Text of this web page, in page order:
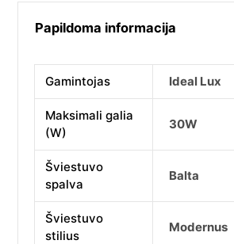
Papildoma informacija
Gamintojas Ideal Lux
Maksimali galia
(W)
30W
Šviestuvo
spalva
Balta
Šviestuvo
stilius
Modernus